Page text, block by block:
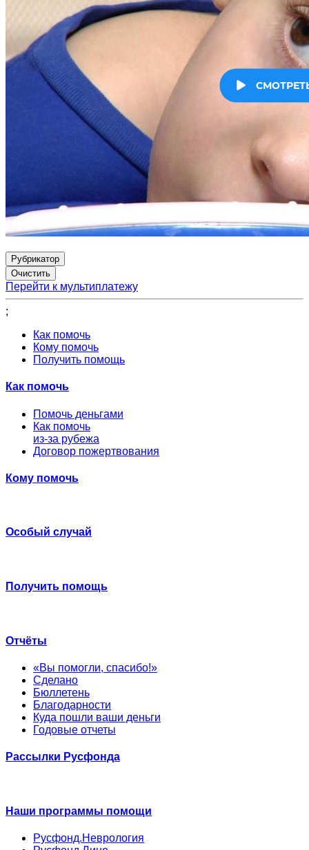
Рубрикатор
Перейти к мультиплатежу
;
Как помочь
Кому помочь
Получить помощь
Как помочь
Помочь деньгами
Как помочь
из-за рубежа
Договор пожертвования
Кому помочь
Особый случай
Получить помощь
Отчёты
«Вы помогли, спасибо!»
Сделано
Бюллетень
Благодарности
Куда пошли ваши деньги
Годовые отчеты
Рассылки Русфонда
Наши программы помощи
Русфонд.Неврология